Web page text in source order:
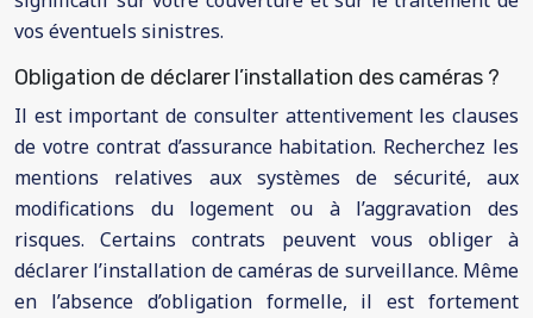
vos éventuels sinistres.
Obligation de déclarer l’installation des caméras ?
Il est important de consulter attentivement les clauses
de votre contrat d’assurance habitation. Recherchez les
mentions relatives aux systèmes de sécurité, aux
modifications du logement ou à l’aggravation des
risques. Certains contrats peuvent vous obliger à
déclarer l’installation de caméras de surveillance. Même
en l’absence d’obligation formelle, il est fortement